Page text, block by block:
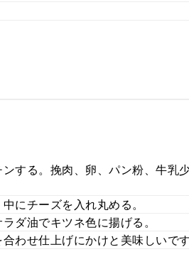
する。挽肉、卵、パン粉、牛乳
にチーズを入れ丸める。
ダ油でキツネ色に揚げる。
わせ仕上げにかけと美味しいで